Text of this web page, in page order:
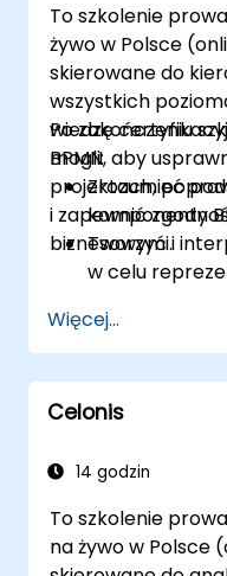
To szkolenie
żywo w Polsce
skierowane do
wszystkich
wiedzę
BPMN, aby
projektach,
i zapewnić
biznesowymi.
Po zakończeniu
mogli:
Zrozumieć
komponenty
Tworzyć i
w celu
stosując
modelowaniu
Identyfikować i
biznesowych.
projektami i
procesów.
Więcej...
Celonis
14 godzin
To szkolenie
na żywo w Polsce